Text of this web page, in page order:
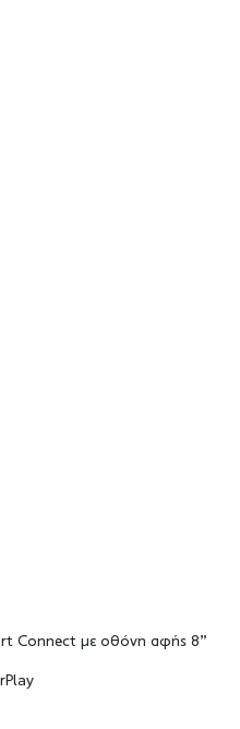
Connect με οθόνη αφής 8”